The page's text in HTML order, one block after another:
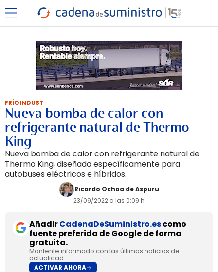
FRÍOINDUST
Nueva bomba de calor con
refrigerante natural de Thermo
King
Nueva bomba de calor con refrigerante natural de
Thermo King, diseñada específicamente para
autobuses eléctricos e híbridos.
Ricardo Ochoa de Aspuru
23/09/2022 a las 0:09 h
AñadirCadenaDeSuministro.escomo
fuente preferida de Google de forma
gratuita.
Mantente informado con las últimas noticias de
actualidad.
ACTIVAR AHORA